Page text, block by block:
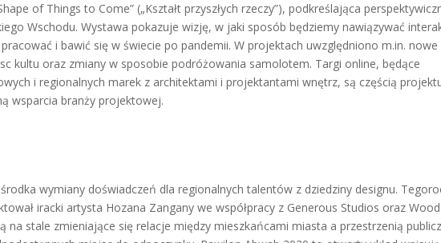
of Things to Come” („Kształt przyszłych rzeczy”), podkreślająca
Wschodu. Wystawa pokazuje wizję, w jaki sposób będziemy nawiązywać
i bawić się w świecie po pandemii. W projektach uwzględniono m.in. nowe
kultu oraz zmiany w sposobie podróżowania samolotem. Targi online, będące
i regionalnych marek z architektami i projektantami wnętrz, są częścią
wsparcia branży projektowej.
wymiany doświadczeń dla regionalnych talentów z dziedziny designu.
iracki artysta Hozana Zangany we współpracy z Generous Studios oraz
na stale zmieniające się relacje między mieszkańcami miasta a przestrzenią